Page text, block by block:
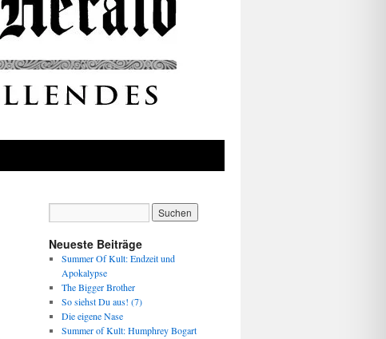
Neueste Beiträge
Summer Of Kult: Endzeit und
Apokalypse
The Bigger Brother
So siehst Du aus! (7)
Die eigene Nase
Summer of Kult: Humphrey Bogart